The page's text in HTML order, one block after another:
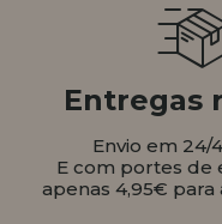
Entregas
Envio em 24/
E com portes de
apenas 4,95€